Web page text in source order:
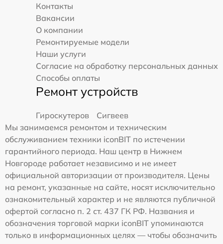
Контакты
Вакансии
О компании
Ремонтируемые модели
Наши услуги
Согласие на обработку персональных данных
Способы оплаты
Ремонт устройств
Гироскутеров
Сигвеев
Мы занимаемся ремонтом и техническим
обслуживанием техники iconBIT по истечении
гарантийного периода. Наш центр в Нижнем
Новгороде работает независимо и не имеет
официальной авторизации от производителя. Цены
на ремонт, указанные на сайте, носят исключительно
ознакомительный характер и не являются публичной
офертой согласно п. 2 ст. 437 ГК РФ. Названия и
обозначения торговой марки iconBIT упоминаются
только в информационных целях — чтобы обозначить